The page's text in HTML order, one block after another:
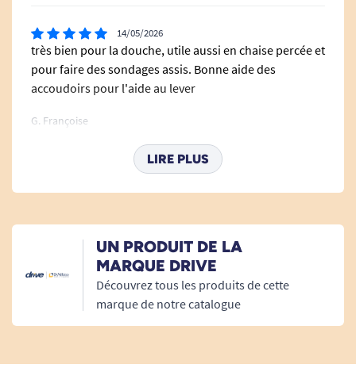
14/05/2026
très bien pour la douche, utile aussi en chaise percée et
pour faire des sondages assis. Bonne aide des
accoudoirs pour l'aide au lever
G. Françoise
27/03/2025
Bon matériel
W. Herveline
Bonjour, Merci d'avoir pris le temps de partager votre
avis. Nous sommes ravis que vous trouviez le matériel
bon. Cordialement, L'équipe de Tousergo.com
LIRE PLUS
UN PRODUIT DE LA
MARQUE DRIVE
Découvrez tous les produits de cette
marque de notre catalogue